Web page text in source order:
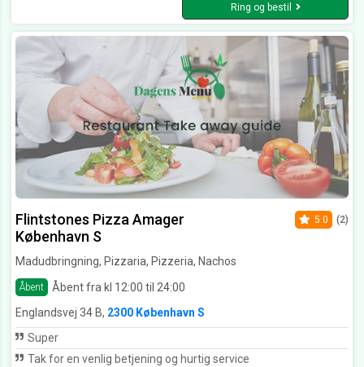
Ring og bestil
Flintstones Pizza Amager
København S
Madudbringning, Pizzaria, Pizzeria, Nachos
Åbent Åbent fra kl 12:00 til 24:00
5.0 (2)
Englandsvej 34 B, 2300 København S
Super
Tak for en venlig betjening og hurtig service